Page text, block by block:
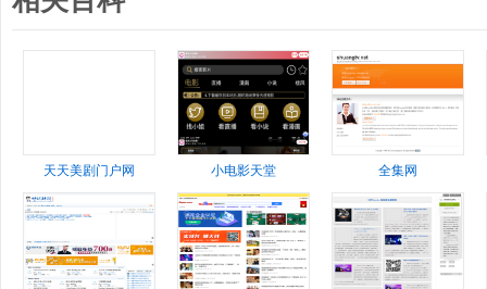
天天美剧门户网 小电影天堂 全集网